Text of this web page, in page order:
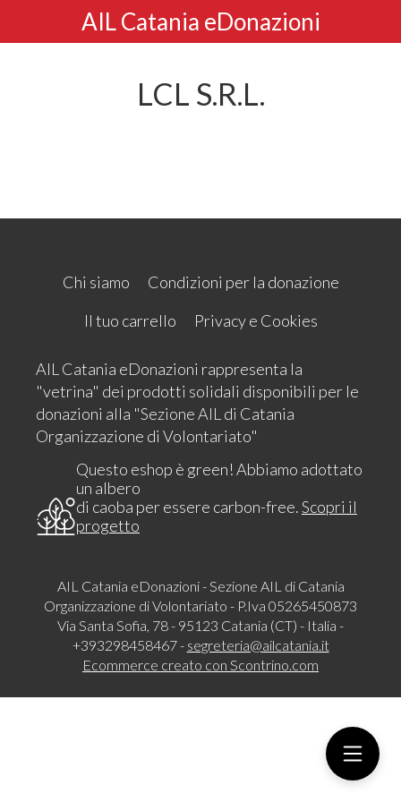
AIL Catania eDonazioni
LCL S.R.L.
Chi siamo
Condizioni per la donazione
Il tuo carrello
Privacy e Cookies
AIL Catania eDonazioni rappresenta la
"vetrina" dei prodotti solidali disponibili per le
donazioni alla "Sezione AIL di Catania
Organizzazione di Volontariato"
Questo eshop è green! Abbiamo adottato
un albero
di caoba per essere carbon-free.Scopri il
progetto
AIL Catania eDonazioni - Sezione AIL di Catania
Organizzazione di Volontariato - P.Iva 05265450873
Via Santa Sofia, 78 - 95123 Catania (CT) - Italia -
+393298458467 - segreteria@ailcatania.it
Ecommerce creato con Scontrino.com